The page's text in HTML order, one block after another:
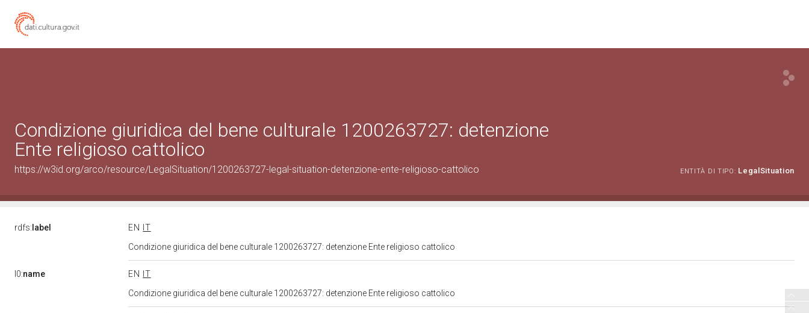
Condizione giuridica del bene culturale 1200263727: detenzione
Ente religioso cattolico
https://w3id.org/arco/resource/LegalSituation/1200263727-legal-situation-detenzione-ente-religioso-cattolico ENTITÀ DI TIPO: LegalSituation
rdfs: label EN
IT
Condizione giuridica del bene culturale 1200263727: detenzione Ente religioso cattolico
l0:name EN
IT
Condizione giuridica del bene culturale 1200263727: detenzione Ente religioso cattolico